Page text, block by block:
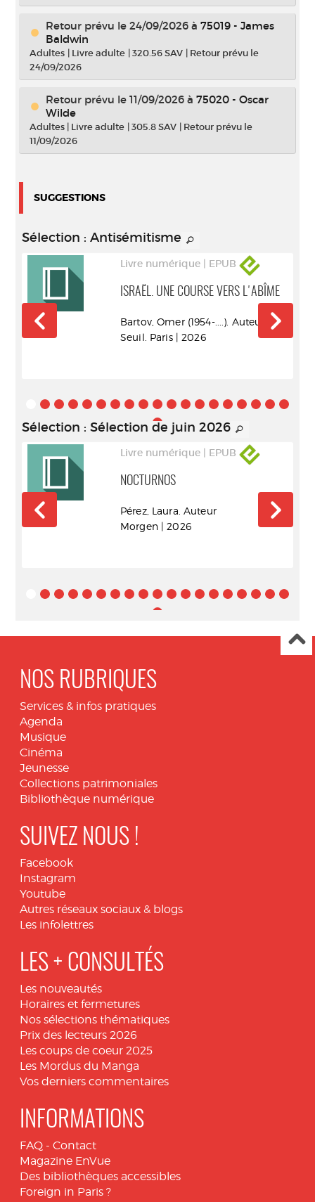
Retour prévu le 24/09/2026 à 75019 - James
Baldwin
Adultes | Livre adulte |320.56 SAV | Retour prévu le
24/09/2026
Retour prévu le 11/09/2026 à 75020 - Oscar
Wilde
Adultes | Livre adulte |305.8 SAV | Retour prévu le
11/09/2026
SUGGESTIONS
Sélection : Antisémitisme
Livre numérique | EPUB
ISRAËL. UNE COURSE VERS L'ABÎME
Bartov, Omer (1954-....). Auteur
Seuil. Paris | 2026
Sélection : Sélection de juin 2026
Livre numérique | EPUB
NOCTURNOS
Pérez, Laura. Auteur
Morgen | 2026
NOS RUBRIQUES
Services & infos pratiques
Agenda
Musique
Cinéma
Jeunesse
Collections patrimoniales
Bibliothèque numérique
SUIVEZ NOUS !
Facebook
Instagram
Youtube
Autres réseaux sociaux & blogs
Les infolettres
LES + CONSULTÉS
Les nouveautés
Horaires et fermetures
Nos sélections thématiques
Prix des lecteurs 2026
Les coups de coeur 2025
Les Mordus du Manga
Vos derniers commentaires
INFORMATIONS
FAQ - Contact
Magazine EnVue
Des bibliothèques accessibles
Foreign in Paris ?